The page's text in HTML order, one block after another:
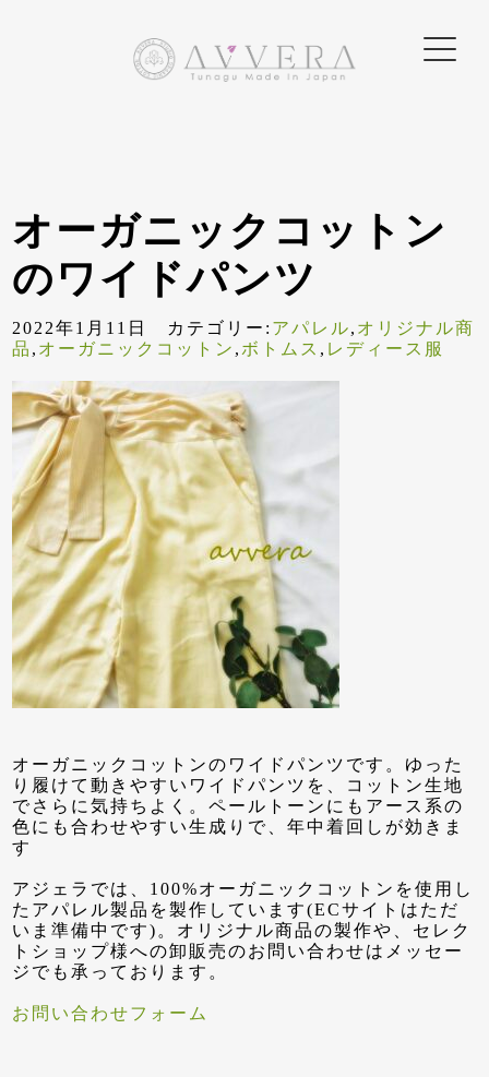
オーガニックコットン
のワイドパンツ
2022年1月11日 カテゴリー: アパレル, オリジナル商
品 , オーガニックコットン , ボトムス , レディース服
オーガニックコットンのワイドパンツです。ゆった
り履けて動きやすいワイドパンツを、コットン生地
でさらに気持ちよく。ペールトーンにもアース系の
色にも合わせやすい生成りで、年中着回しが効きま
す
アジェラでは、100%オーガニックコットンを使用し
たアパレル製品を製作しています(ECサイトはただ
いま準備中です)。オリジナル商品の製作や、セレク
トショップ様への卸販売のお問い合わせはメッセー
ジでも承っております。
お問い合わせフォーム